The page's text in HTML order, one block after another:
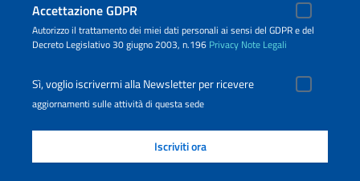
Accettazione GDPR
Autorizzo il trattamento dei miei dati personali ai sensi del GDPR e del
Decreto Legislativo 30 giugno 2003, n.196 Privacy Note Legali
Sì, voglio iscrivermi alla Newsletter per ricevere
aggiornamenti sulle attività di questa sede